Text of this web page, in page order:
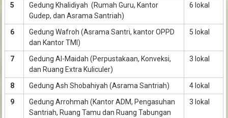
5
Gedung Khalidiyah (Rumah Guru, Kantor
Gudep, dan Asrama Santriah)
6 lokal
6
Gedung Wafroh (Asrama Santri, kantor OPPD
dan Kantor TMI)
5 lokal
7
Gedung Al-Maidah (Perpustakaan, Konveksi,
dan Ruang Extra Kuliculer)
3 lokal
8 Gedung Ash Shobahiyah (Asrama Santriah)
4 lokal
9
Gedung Arrohmah (Kantor ADM, Pengasuhan
Santriah, Ruang Tamu dan Ruang Tabungan
3 lokal